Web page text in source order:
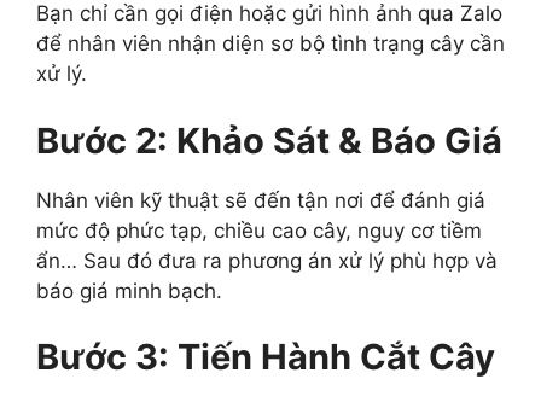
Bạn chỉ cần gọi điện hoặc gửi hình ảnh qua Zalo
để nhân viên nhận diện sơ bộ tình trạng cây cần
xử lý.
Bước 2: Khảo Sát & Báo Giá
Nhân viên kỹ thuật sẽ đến tận nơi để đánh giá
mức độ phức tạp, chiều cao cây, nguy cơ tiềm
ẩn… Sau đó đưa ra phương án xử lý phù hợp và
báo giá minh bạch.
Bước 3: Tiến Hành Cắt Cây